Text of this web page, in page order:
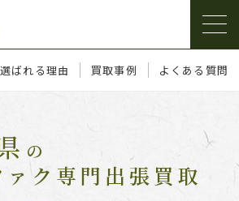
選ばれる理由 買取事例 よくある質問
の
ァク専門出張買取